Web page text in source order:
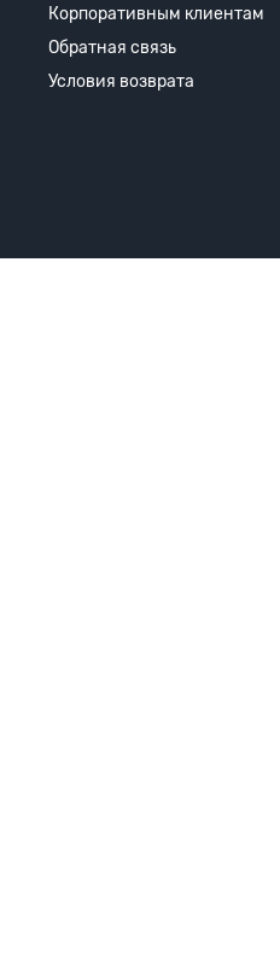
Корпоративным клиентам
Обратная связь
Условия возврата